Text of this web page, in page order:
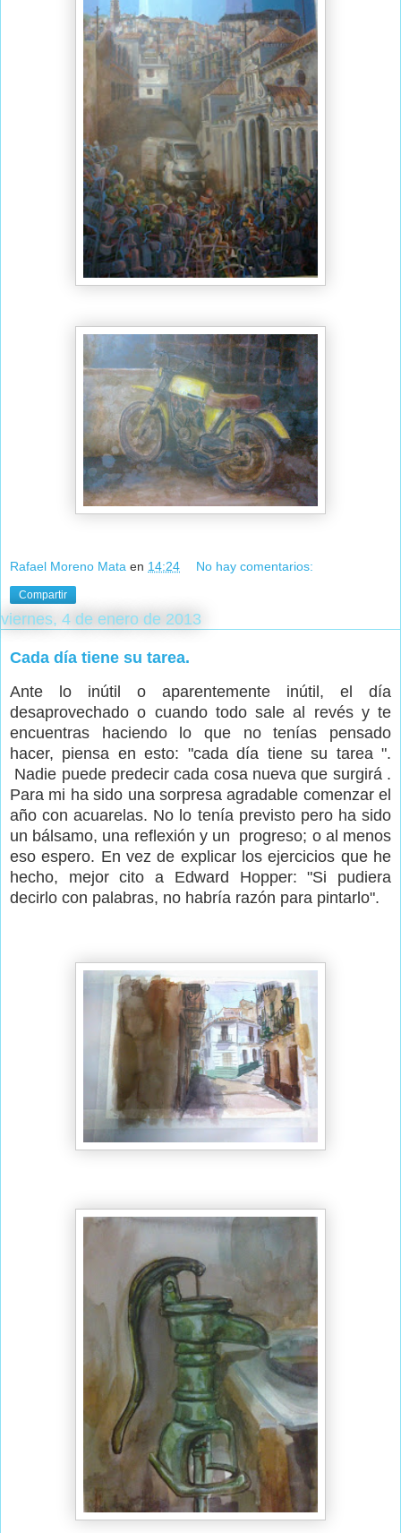
Rafael Moreno Mata en 14:24 No hay comentarios:
Compartir
viernes, 4 de enero de 2013
Cada día tiene su tarea.
Ante lo inútil o aparentemente inútil, el día
desaprovechado o cuando todo sale al revés y te
encuentras haciendo lo que no tenías pensado
hacer, piensa en esto: "cada día tiene su tarea ".
Nadie puede predecir cada cosa nueva que surgirá .
Para mi ha sido una sorpresa agradable comenzar el
año con acuarelas. No lo tenía previsto pero ha sido
un bálsamo, una reflexión y un progreso; o al menos
eso espero. En vez de explicar los ejercicios que he
hecho, mejor cito a Edward Hopper: "Si pudiera
decirlo con palabras, no habría razón para pintarlo".